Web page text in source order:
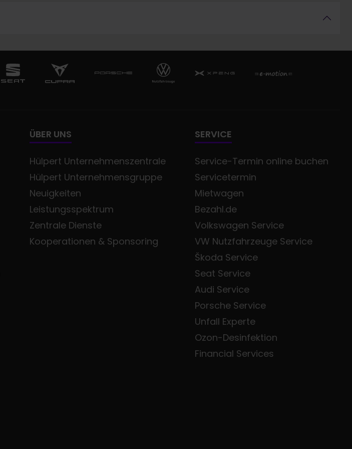
ÜBER UNS
Hülpert Unternehmenszentrale
Hülpert Unternehmensgruppe
Neuigkeiten
Leistungsspektrum
Zentrale Dienste
Kooperationen & Sponsoring
SERVICE
Service-Termin online buchen
Servicetermin
Mietwagen
Bezahl.de
Volkswagen Service
VW Nutzfahrzeuge Service
Škoda Service
Seat Service
Audi Service
Porsche Service
Unfall Experte
Ozon-Desinfektion
Financial Services